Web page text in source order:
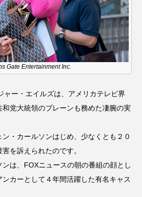
、（Gosh!!）このヤロウMOVIE」
、とまだ言えない僕は』
団「さくらんぼ」
あなたが眠る間
あめぽったん
Gate Entertainment Inc.
ャー・エイルズは、アメリカテレビ界
党大統領のブレーンも務めた凄腕の実
・カールソンはじめ、少なくとも２０
を訴えられたのです。
は、FOXニュースの朝の番組の顔とし
カーとして４年間活躍した有名キャス